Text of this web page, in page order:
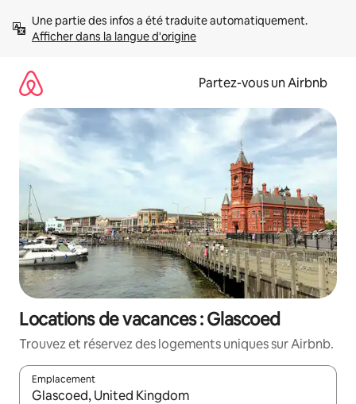
directement
Afficher dans la langue d'origine
Partez-vous un Airbnb
Locations de vacances : Glascoed
Trouvez et réservez des logements uniques sur Airbnb.
Emplacement
Quand les résultats sont affichés, parcourez-les en utilisant